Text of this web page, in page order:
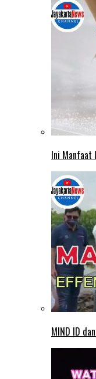
Ini Manfaat
MIND ID